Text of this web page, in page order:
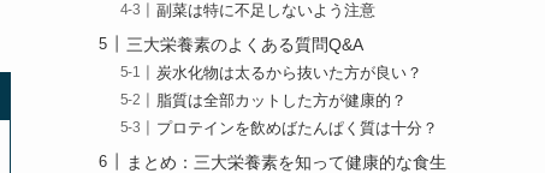
副菜は特に不足しないよう注意
三大栄養素のよくある質問Q&A
炭水化物は太るから抜いた方が良い？
脂質は全部カットした方が健康的？
プロテインを飲めばたんぱく質は十分？
まとめ：三大栄養素を知って健康的な食生